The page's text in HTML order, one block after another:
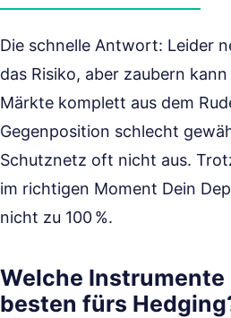
Die schnelle Antwort: Leider
das Risiko, aber zaubern
Märkte komplett aus dem
Gegenposition schlecht
Schutznetz oft nicht aus.
im richtigen Moment Dein
nicht zu 100 %.
Welche Instrumente
besten fürs